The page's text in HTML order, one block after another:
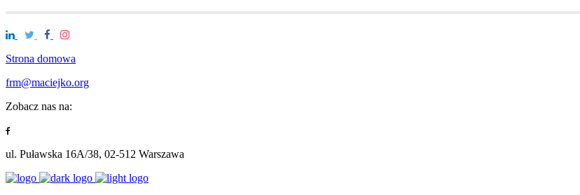
Strona domowa
frm@maciejko.org
Zobacz nas na:
ul. Puławska 16A/38, 02-512 Warszawa